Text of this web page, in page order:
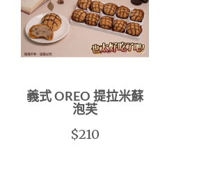
義式 OREO 提拉米蘇
泡芙
$210